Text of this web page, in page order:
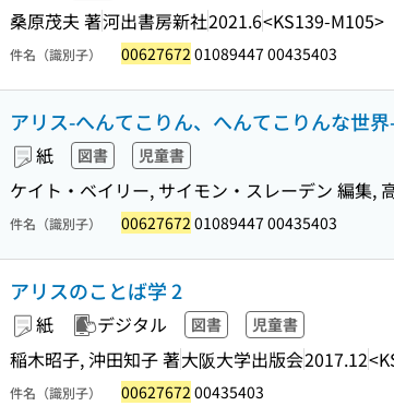
桑原茂夫 著河出書房新社2021.6<KS139-M105>
件名（識別子） 00627672 01089447 00435403
アリス-へんてこりん、へんてこりんな世
紙 図書 児童書
ケイト・ベイリー, サイモン・スレーデン 編集,
件名（識別子） 00627672 01089447 00435403
アリスのことば学 2
紙 デジタル 図書 児童書
稲木昭子, 沖田知子 著大阪大学出版会2017.12
件名（識別子） 00627672 00435403